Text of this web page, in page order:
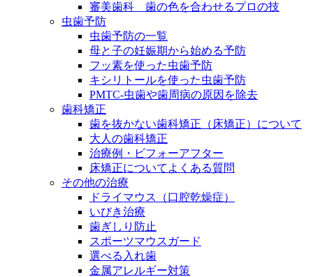
審美歯科 歯の色を合わせるプロの技
虫歯予防
虫歯予防の一覧
母と子の妊娠期から始める予防
フッ素を使った虫歯予防
キシリトールを使った虫歯予防
PMTC-虫歯や歯周病の原因を除去
歯科矯正
歯を抜かない歯科矯正（床矯正）について
大人の歯科矯正
治療例・ビフォーアフター
床矯正についてよくある質問
その他の治療
ドライマウス（口腔乾燥症）
いびき治療
歯ぎしり防止
スポーツマウスガード
選べる入れ歯
金属アレルギー対策